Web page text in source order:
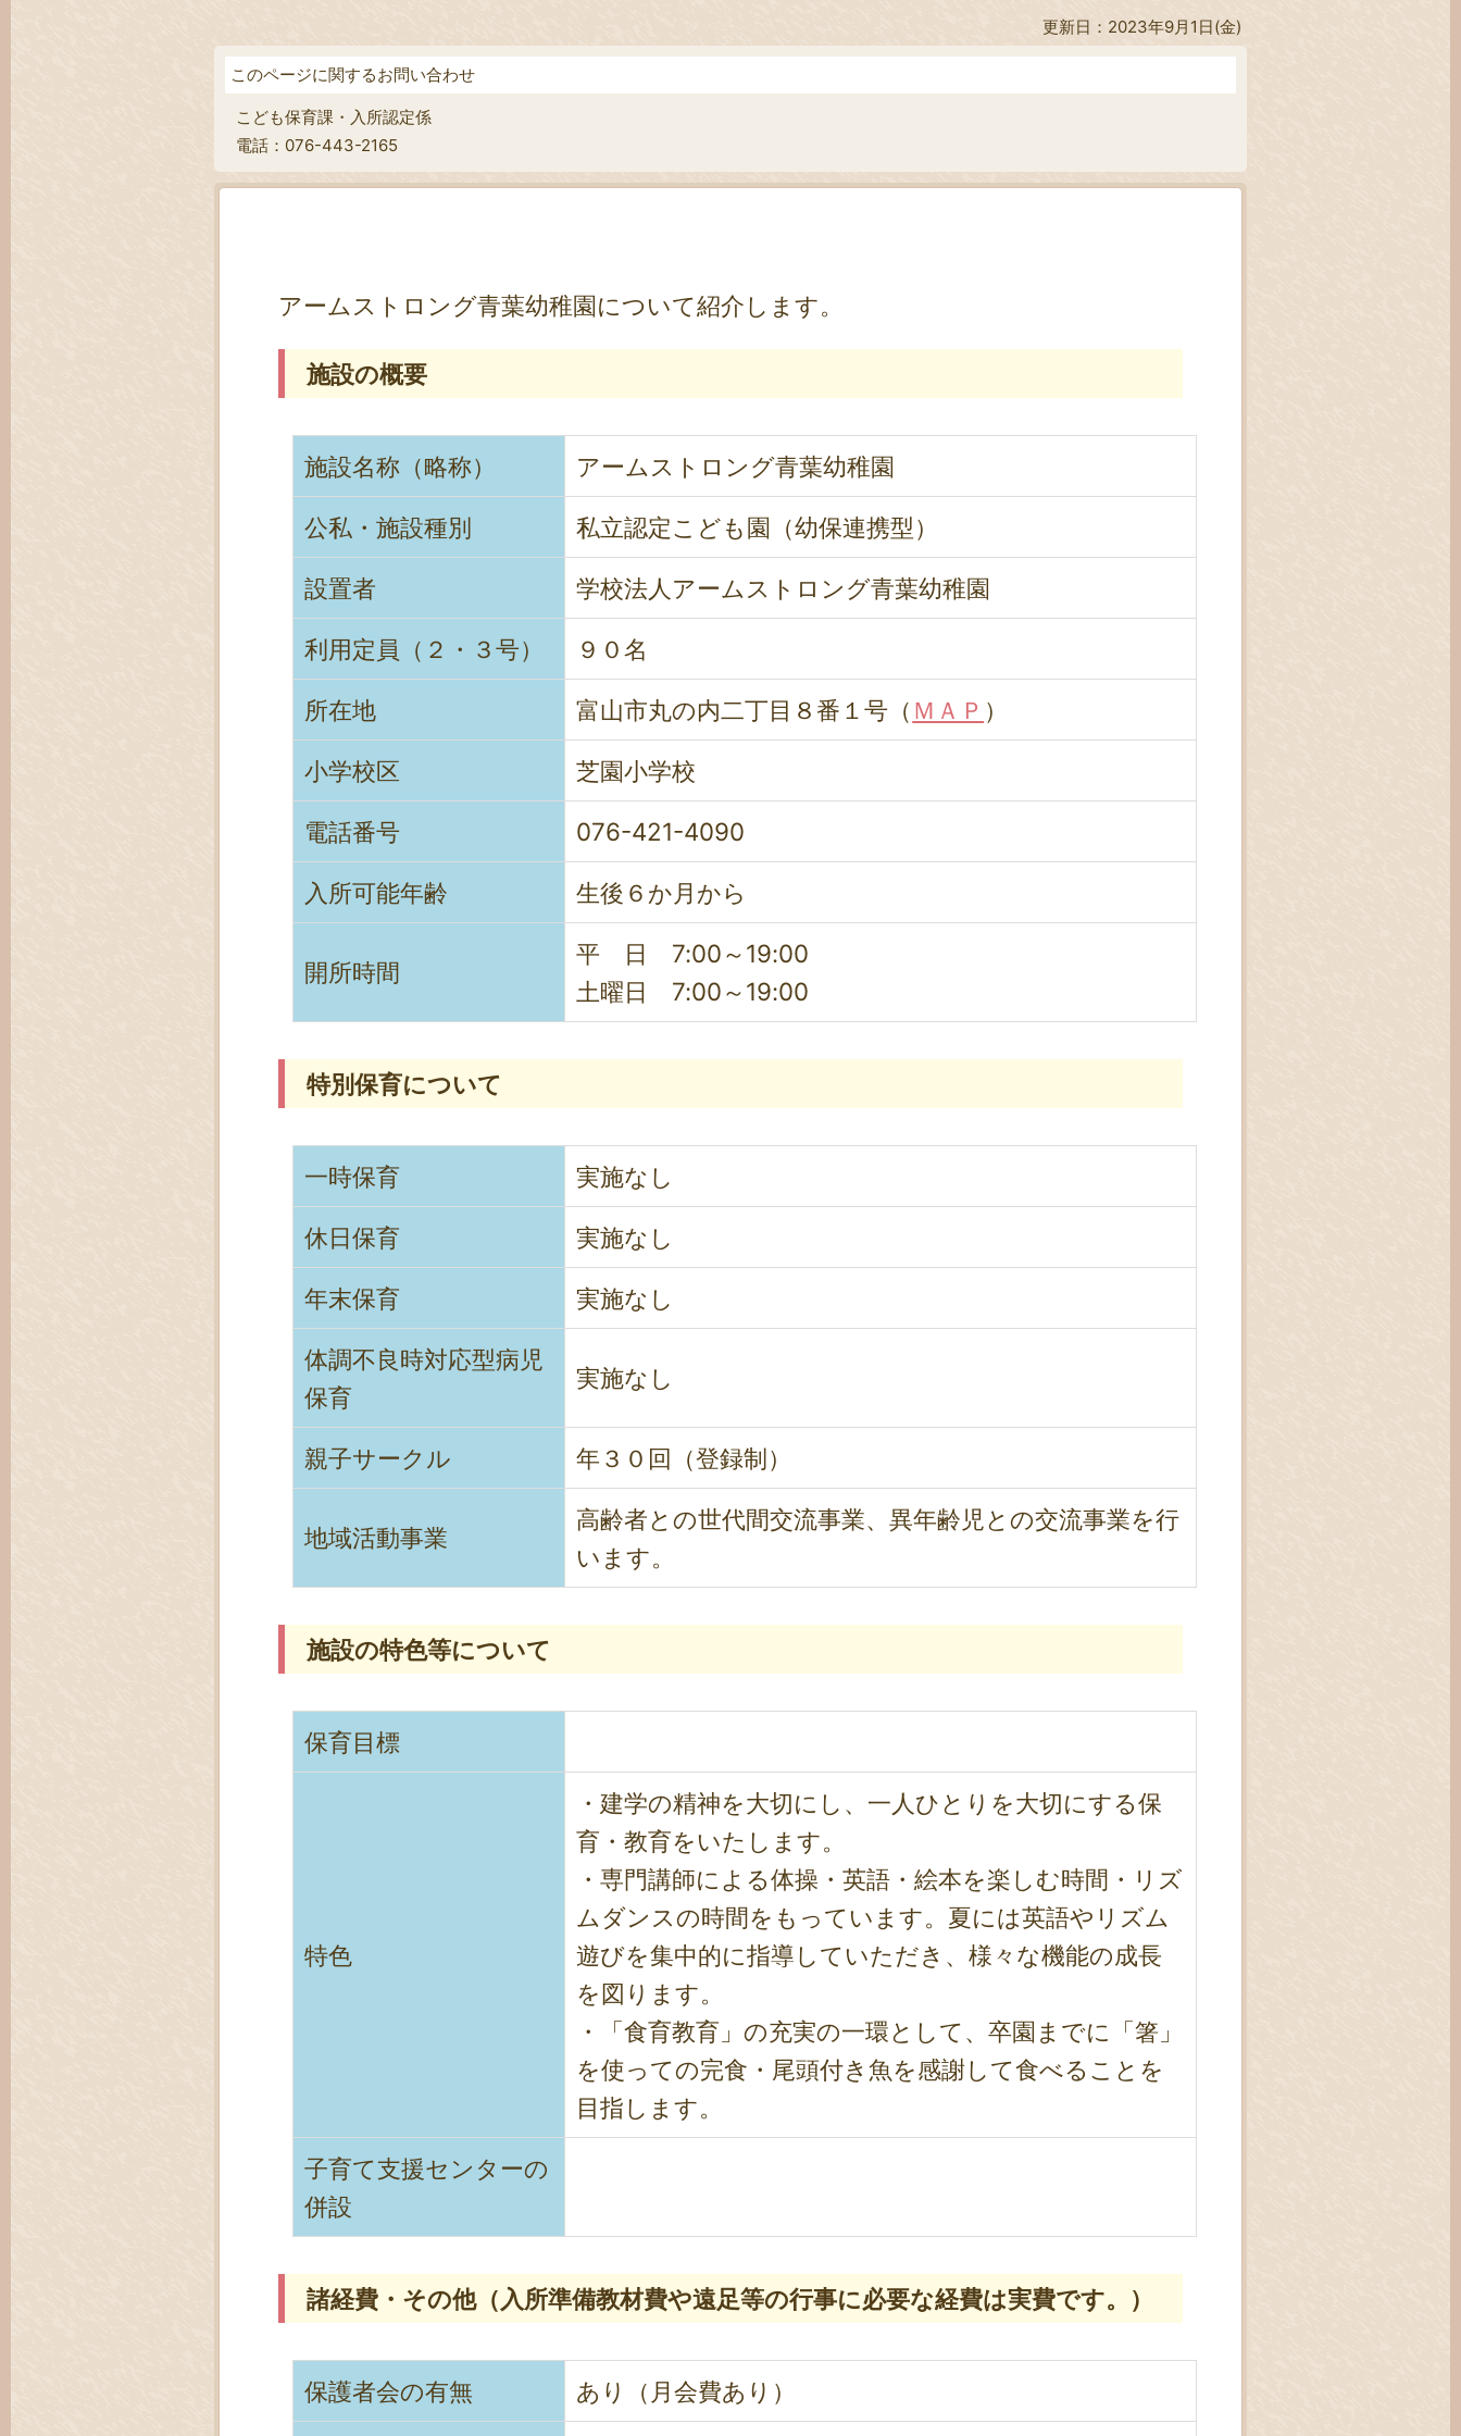
更新日：2023年9月1日(金)
このページに関するお問い合わせ
こども保育課・入所認定係
電話：076-443-2165
アームストロング青葉幼稚園について紹介します。
施設の概要
施設名称（略称） アームストロング青葉幼稚園
公私・施設種別 私立認定こども園（幼保連携型）
設置者 学校法人アームストロング青葉幼稚園
利用定員（２・３号） ９０名
所在地 富山市丸の内二丁目８番１号（ ＭＡＰ ）
小学校区 芝園小学校
電話番号 076-421-4090
入所可能年齢 生後６か月から
開所時間
平 日 7:00～19:00
土曜日 7:00～19:00
特別保育について
一時保育 実施なし
休日保育 実施なし
年末保育 実施なし
体調不良時対応型病児
保育
実施なし
親子サークル 年３０回（登録制）
地域活動事業
高齢者との世代間交流事業、異年齢児との交流事業を行
います。
施設の特色等について
保育目標
特色
・建学の精神を大切にし、一人ひとりを大切にする保
育・教育をいたします。
・専門講師による体操・英語・絵本を楽しむ時間・リズ
ムダンスの時間をもっています。夏には英語やリズム
遊びを集中的に指導していただき、様々な機能の成長
を図ります。
・「食育教育」の充実の一環として、卒園までに「箸」
を使っての完食・尾頭付き魚を感謝して食べることを
目指します。
子育て支援センターの
併設
諸経費・その他（入所準備教材費や遠足等の行事に必要な経費は実費です。）
保護者会の有無 あり（月会費あり）